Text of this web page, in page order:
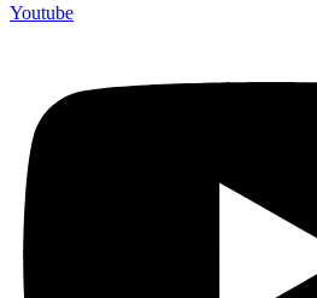
Youtube